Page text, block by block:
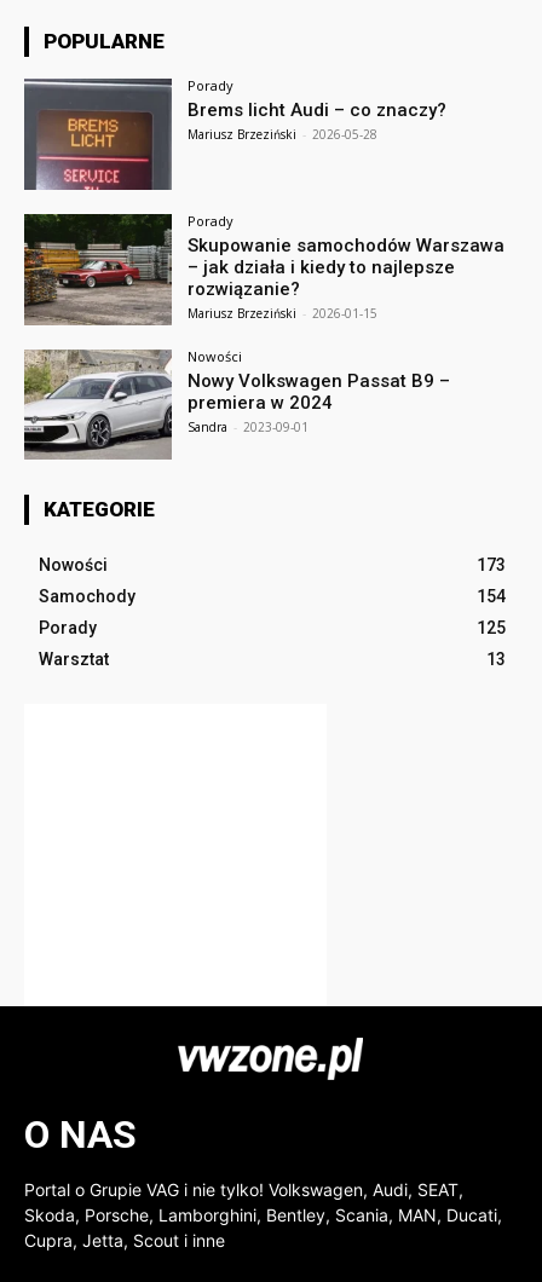
POPULARNE
Porady
Brems licht Audi – co znaczy?
Mariusz Brzeziński - 2026-05-28
Porady
Skupowanie samochodów Warszawa
– jak działa i kiedy to najlepsze
rozwiązanie?
Mariusz Brzeziński - 2026-01-15
Nowości
Nowy Volkswagen Passat B9 –
premiera w 2024
Sandra - 2023-09-01
KATEGORIE
Nowości
173
Samochody
154
Porady
125
Warsztat
13
O NAS
Portal o Grupie VAG i nie tylko! Volkswagen, Audi, SEAT,
Skoda, Porsche, Lamborghini, Bentley, Scania, MAN, Ducati,
Cupra, Jetta, Scout i inne